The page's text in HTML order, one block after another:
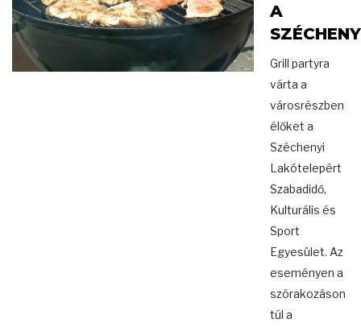
A
Grill partyra
várta a
városrészben
élőket a
Széchenyi
Lakótelepért
Szabadidő,
Kulturális és
Sport
Egyesület. Az
eseményen a
szórakozáson
túl a